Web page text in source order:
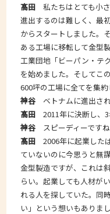
髙田 私たちはとても小
進出するのは難しく、最
からスタートしました。
ある工場に移転して金型
工業団地「ビーパン・テ
を始めました。そしてこ
600坪の工場に全てを集約
神谷 ベトナムに進出さ
髙田 2011年に決断し、3
神谷 スピーディーですね
髙田 2006年に起業した
ていないのに今思うと無
金型製造ですが、これは
らい。起業しても人材が
れる人を探していた。同
い」という想いもありま